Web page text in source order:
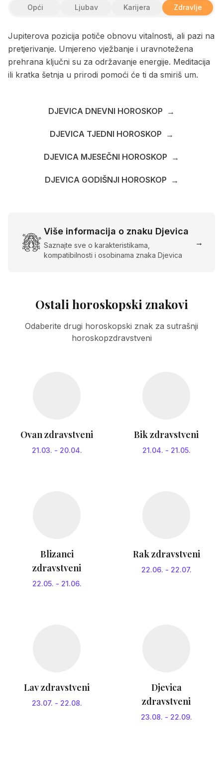
Opći Ljubav Karijera Zdravlje
Jupiterova pozicija potiče obnovu vitalnosti, ali pazi na
pretjerivanje. Umjereno vježbanje i uravnotežena
prehrana ključni su za održavanje energije. Meditacija
ili kratka šetnja u prirodi pomoći će ti da smiriš um.
DJEVICA DNEVNI HOROSKOP →
DJEVICA TJEDNI HOROSKOP →
DJEVICA MJESEČNI HOROSKOP →
DJEVICA GODIŠNJI HOROSKOP →
Više informacija o znaku Djevica
Saznajte sve o karakteristikama,
kompatibilnosti i osobinama znaka Djevica
→
Ostali horoskopski znakovi
Odaberite drugi horoskopski znak za sutrašnji
horoskopzdravstveni
Ovan zdravstveni
21.03. - 20.04.
Bik zdravstveni
21.04. - 21.05.
Blizanci
zdravstveni
22.05. - 21.06.
Rak zdravstveni
22.06. - 22.07.
Lav zdravstveni
23.07. - 22.08.
Djevica
zdravstveni
23.08. - 22.09.